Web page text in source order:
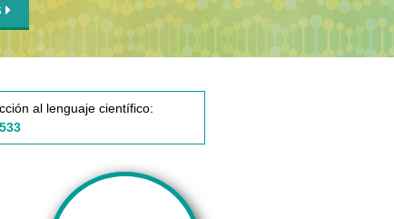
al lenguaje científico: